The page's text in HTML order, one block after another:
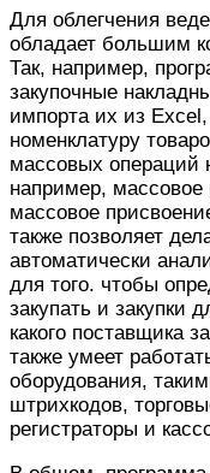
Для облегчения
обладает большим
Так, например,
закупочные
импорта их из
номенклатуру
массовых операций
например,
массовое
также позволяет
автоматически
для того. чтобы
закупать и закупки
какого поставщика
также умеет
оборудования,
штрихкодов,
регистраторы и